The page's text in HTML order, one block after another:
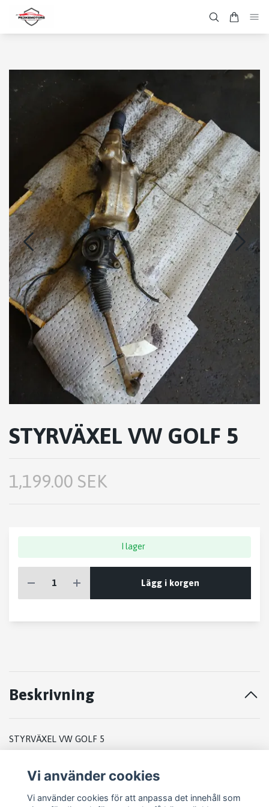
STYRVÄXEL VW GOLF 5
1,199.00 SEK
I lager
Lägg i korgen
Beskrivning
STYRVÄXEL VW GOLF 5
Vi använder cookies
Vi använder cookies för att anpassa det innehåll som